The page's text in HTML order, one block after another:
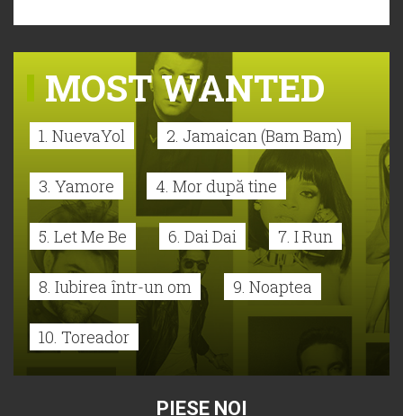
MOST WANTED
1. NuevaYol 2. Jamaican (Bam Bam)
3. Yamore 4. Mor după tine
5. Let Me Be 6. Dai Dai 7. I Run
8. Iubirea într-un om 9. Noaptea
10. Toreador
PIESE NOI